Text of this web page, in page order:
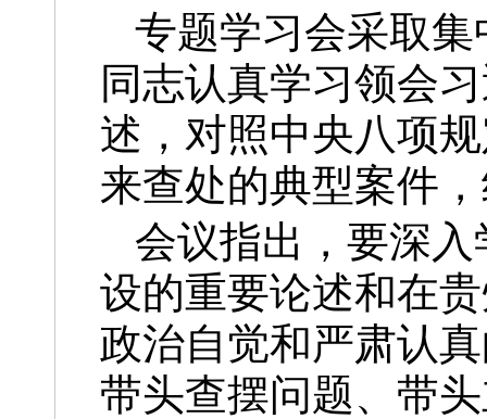
专题学习会采取
同志认真学习领会
述，对照中央八项
来查处的典型案件
会议指出，要深
设的重要论述和在
政治自觉和严肃认
带头查摆问题、带